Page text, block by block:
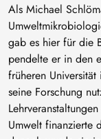
Als Michael
gab es hier für die
pendelte er in den
früheren
seine Forschung
Umwelt finanzierte